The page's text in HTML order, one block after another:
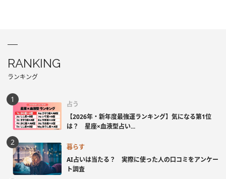
RANKING
ランキング
占う
【2026年・新年度最強運ランキング】気になる第1位
は？ 星座×血液型占い...
暮らす
AI占いは当たる？ 実際に使った人の口コミをアンケー
ト調査